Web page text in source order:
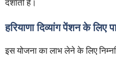
हरियाणा दिव्यांग पेंशन के
इस योजना का लाभ लेने के लिए